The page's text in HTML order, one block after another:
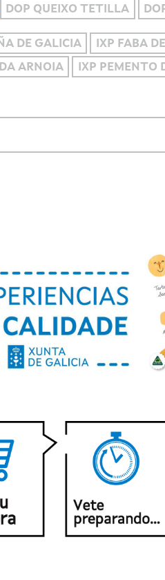
DOP QUEIXO TETILLA
DE GALICIA IXP FABA
ARNOIA IXP PEMENTO